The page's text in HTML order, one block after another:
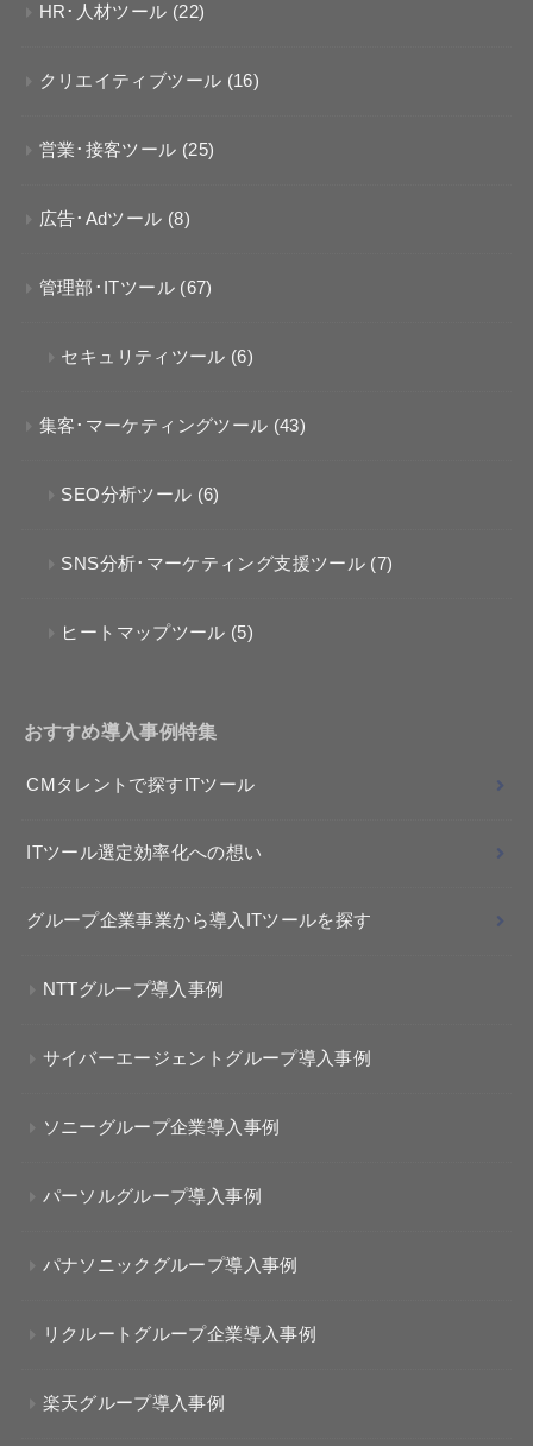
HR･人材ツール (22)
クリエイティブツール (16)
営業･接客ツール (25)
広告･Adツール (8)
管理部･ITツール (67)
セキュリティツール (6)
集客･マーケティングツール (43)
SEO分析ツール (6)
SNS分析･マーケティング支援ツール (7)
ヒートマップツール (5)
おすすめ導入事例特集
CMタレントで探すITツール
ITツール選定効率化への想い
グループ企業事業から導入ITツールを探す
NTTグループ導入事例
サイバーエージェントグループ導入事例
ソニーグループ企業導入事例
パーソルグループ導入事例
パナソニックグループ導入事例
リクルートグループ企業導入事例
楽天グループ導入事例